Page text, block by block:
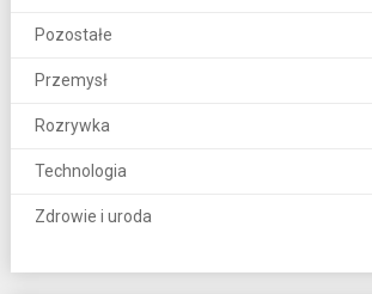
Pozostałe
Przemysł
Rozrywka
Technologia
Zdrowie i uroda